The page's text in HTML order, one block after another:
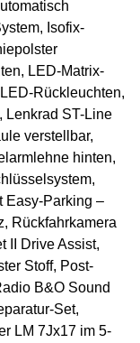
Isofix-
LED-Matrix-
Rückleuchten,
Lenkrad ST-Line
verstellbar,
hinten,
Easy-Parking –
Rückfahrkamera
II Drive Assist,
Stoff, Post-
B&O Sound
Set,
LM 7Jx17 im 5-